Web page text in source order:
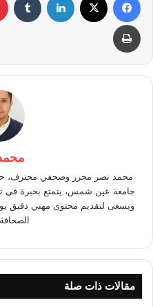
طباعة
محمد نصر محرر وصحفي محترف،
جامعة عين شمس، يتمتع بخبرة في
ويسعى لتقديم محتوى مهني دقيق
مقالات ذات صلة